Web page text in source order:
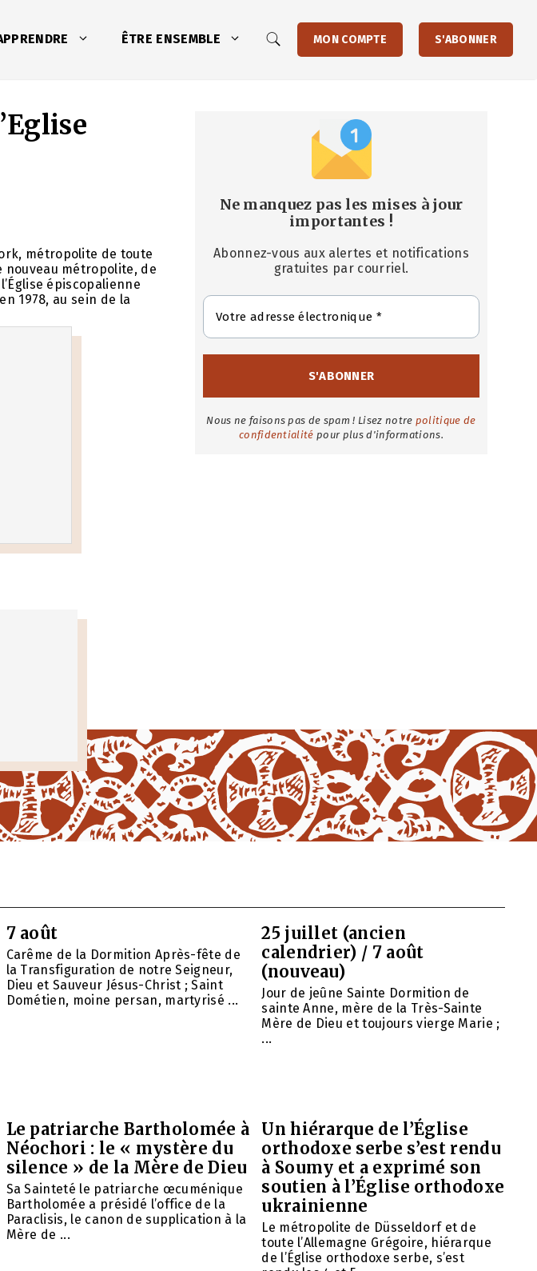
ÊTRE ENSEMBLE MON COMPTE S'ABONNER
métropolite de toute
nouveau métropolite, de
épiscopalienne
1978, au sein de la
Ne manquez pas les mises à jour
importantes !
Abonnez-vous aux alertes et notifications
gratuites par courriel.
Nous ne faisons pas de spam ! Lisez notre politique de
confidentialité pour plus d'informations.
7 août
Carême de la Dormition Après-fête de
la Transfiguration de notre Seigneur,
Dieu et Sauveur Jésus-Christ ; Saint
Dométien, moine persan, martyrisé ...
25 juillet (ancien
calendrier) / 7 août
(nouveau)
Jour de jeûne Sainte Dormition de
sainte Anne, mère de la Très-Sainte
Mère de Dieu et toujours vierge Marie ;
...
Le patriarche Bartholomée à
Néochori : le « mystère du
silence » de la Mère de Dieu
Sa Sainteté le patriarche œcuménique
Bartholomée a présidé l’office de la
Paraclisis, le canon de supplication à la
Mère de ...
Un hiérarque de l’Église
orthodoxe serbe s’est rendu
à Soumy et a exprimé son
soutien à l’Église orthodoxe
ukrainienne
Le métropolite de Düsseldorf et de
toute l’Allemagne Grégoire, hiérarque
de l’Église orthodoxe serbe, s’est